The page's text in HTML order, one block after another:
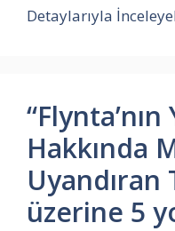
Detaylarıyla
Hakkında
Uyandıran
üzerine 5